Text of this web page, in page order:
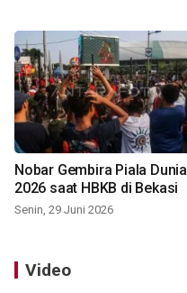
Nobar Gembira Piala Dunia
2026 saat HBKB di Bekasi
Senin, 29 Juni 2026
Video